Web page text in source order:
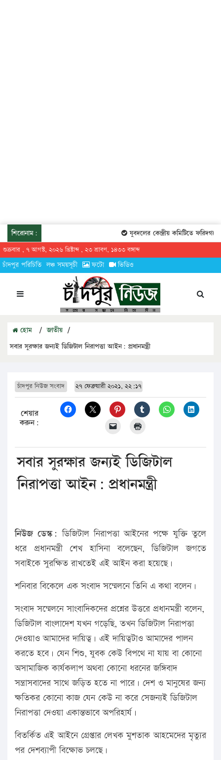
শিরোনাম: যুবদলের কেন্দ্রীয় কমিটিতে ফরিদগঞ্জের
শুক্রবার , ৭ আগস্ট, ২০২৬ খ্রিষ্টাব্দ , ২৩ শ্রাবণ, ১৪৩৩ বঙ্গাব্দ
চাঁদপুর পরিচিতি লঞ্চ সময়সূচী ফটো ভিডিও
হোম / জাতীয় /
সবার সুরক্ষার জন্যই ডিজিটাল নিরাপত্তা আইন: প্রধানমন্ত্রী
চাঁদপুর নিউজ সংবাদ ২৭ ফেব্রুয়ারী ২০২১, ২২:১৭
শেয়ার
করুন:
সবার সুরক্ষার জন্যই ডিজিটাল
নিরাপত্তা আইন: প্রধানমন্ত্রী
নিউজ ডেস্ক:ডিজিটাল নিরাপত্তা আইনের পক্ষে যুক্তি তুলে
ধরে প্রধানমন্ত্রী শেখ হাসিনা বলেছেন, ডিজিটাল জগতে
সবাইকে সুরক্ষিত রাখতেই এই আইন করা হয়েছে।
শনিবার বিকেলে এক সংবাদ সম্মেলনে তিনি এ কথা বলেন।
সংবাদ সম্মেলনে সাংবাদিকদের প্রশ্নের উত্তরে প্রধানমন্ত্রী বলেন,
ডিজিটাল বাংলাদেশ যখন গড়েছি, তখন ডিজিটাল নিরাপত্তা
দেওয়াও আমাদের দায়িত্ব। এই দায়িত্বটাও আমাদের পালন
করতে হবে। যেন শিশু, যুবক কেউ বিপথে না যায় বা কোনো
অসামাজিক কার্যকলাপ অথবা কোনো ধরনের জঙ্গিবাদ
সন্ত্রাসবাদের সাথে জড়িত হতে না পারে। দেশ ও মানুষের জন্য
ক্ষতিকর কোনো কাজ যেন কেউ না করে সেজন্যই ডিজিটাল
নিরাপত্তা দেওয়া একান্তভাবে অপরিহার্য।
বিতর্কিত এই আইনে গ্রেপ্তার লেখক মুশতাক আহমেদের মৃত্যুর
পর দেশব্যাপী বিক্ষোভ চলছে।